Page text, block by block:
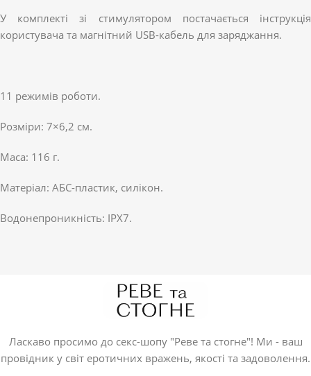
У комплекті зі стимулятором постачається інструкція
користувача та магнітний USB-кабель для заряджання.
11 режимів роботи.
Розміри: 7×6,2 см.
Маса: 116 г.
Матеріал: АБС-пластик, силікон.
Водонепроникність: IPX7.
Ласкаво просимо до секс-шопу "Реве та стогне"! Ми - ваш
провідник у світ еротичних вражень, якості та задоволення.